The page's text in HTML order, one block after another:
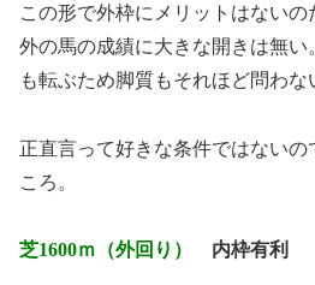
この形で外枠にメリットはない
外の馬の成績に大きな開きは無
も転ぶため脚質もそれほど問わな
正直言って好きな条件ではないの
ころ。
芝1600ｍ（外回り） 内枠有利